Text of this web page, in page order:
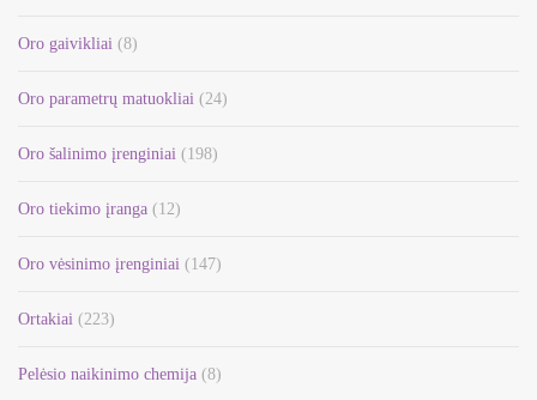
Oro gaivikliai (8)
Oro parametrų matuokliai (24)
Oro šalinimo įrenginiai (198)
Oro tiekimo įranga (12)
Oro vėsinimo įrenginiai (147)
Ortakiai (223)
Pelėsio naikinimo chemija (8)